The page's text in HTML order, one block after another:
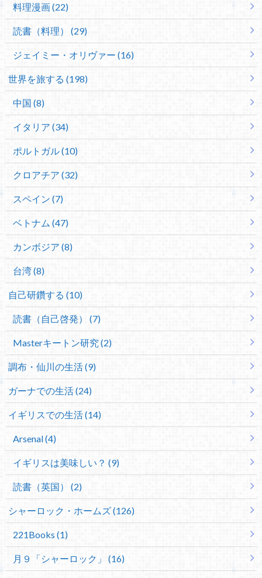
料理漫画 (22)
読書（料理） (29)
ジェイミー・オリヴァー (16)
世界を旅する (198)
中国 (8)
イタリア (34)
ポルトガル (10)
クロアチア (32)
スペイン (7)
ベトナム (47)
カンボジア (8)
台湾 (8)
自己研鑽する (10)
読書（自己啓発） (7)
Masterキートン研究 (2)
調布・仙川の生活 (9)
ガーナでの生活 (24)
イギリスでの生活 (14)
Arsenal (4)
イギリスは美味しい？ (9)
読書（英国） (2)
シャーロック・ホームズ (126)
221Books (1)
月９「シャーロック」 (16)